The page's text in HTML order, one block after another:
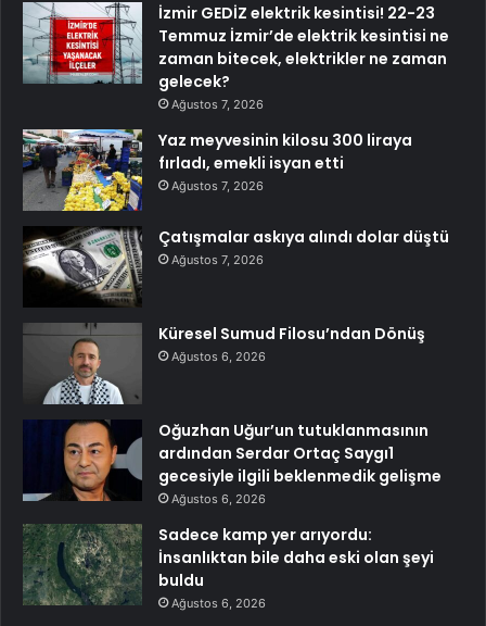
İzmir GEDİZ elektrik kesintisi! 22-23
Temmuz İzmir’de elektrik kesintisi ne
zaman bitecek, elektrikler ne zaman
gelecek?
Ağustos 7, 2026
Yaz meyvesinin kilosu 300 liraya
fırladı, emekli isyan etti
Ağustos 7, 2026
Çatışmalar askıya alındı dolar düştü
Ağustos 7, 2026
Küresel Sumud Filosu’ndan Dönüş
Ağustos 6, 2026
Oğuzhan Uğur’un tutuklanmasının
ardından Serdar Ortaç Saygı1
gecesiyle ilgili beklenmedik gelişme
Ağustos 6, 2026
Sadece kamp yer arıyordu:
İnsanlıktan bile daha eski olan şeyi
buldu
Ağustos 6, 2026